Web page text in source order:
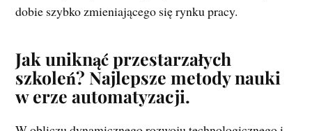
dobie szybko zmieniającego się rynku pracy.
Jak uniknąć przestarzałych
szkoleń? Najlepsze metody nauki
w erze automatyzacji.